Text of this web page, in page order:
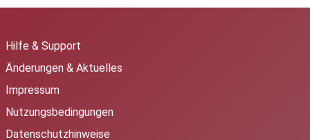
Hilfe & Support
Änderungen & Aktuelles
Impressum
Nutzungsbedingungen
Datenschutzhinweise